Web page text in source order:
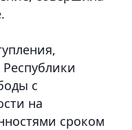
с
на
сроком